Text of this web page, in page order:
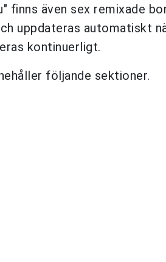
finns även sex remixade
uppdateras automatiskt
kontinuerligt.
följande sektioner.